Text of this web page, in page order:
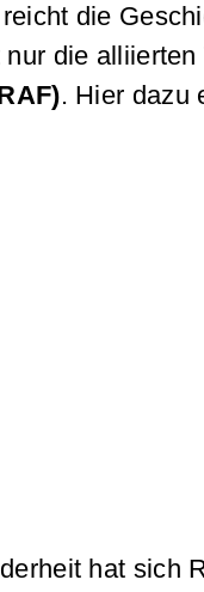
die
nur die
. Hier dazu
hat sich